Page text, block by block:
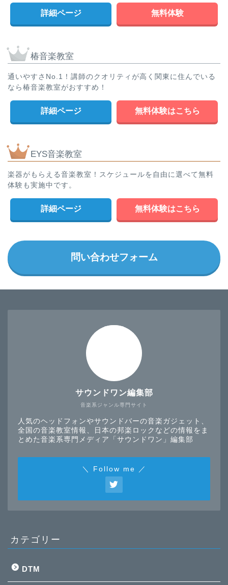
詳細ページ 無料体験
椿音楽教室
通いやすさNo.1！講師のクオリティが高く関東に住んでいる
なら椿音楽教室がおすすめ！
詳細ページ 無料体験はこちら
EYS音楽教室
楽器がもらえる音楽教室！スケジュールを自由に選べて無料
体験も実施中です。
詳細ページ 無料体験はこちら
問い合わせフォーム
音楽系ジャンル専門サイト
サウンドワン編集部
人気のヘッドフォンやサウンドバーの音楽ガジェット、
全国の音楽教室情報、日本の邦楽ロックなどの情報をま
とめた音楽系専門メディア「サウンドワン」編集部
＼ Follow me ／
カテゴリー
DTM